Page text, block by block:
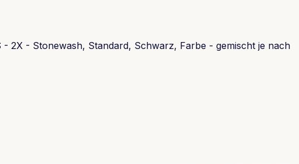
2X - Stonewash, Standard, Schwarz, Farbe - gemischt je nach